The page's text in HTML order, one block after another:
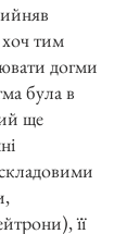
хоч тим
догми
була в
ще
її